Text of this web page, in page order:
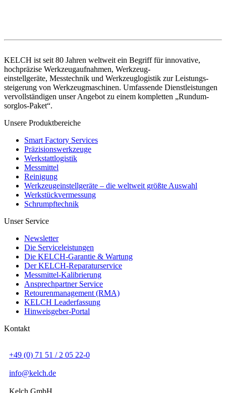
KELCH ist seit 80 Jahren weltweit ein Begriff für innovative,
hochpräzise Werkzeugaufnahmen, Werkzeug-
einstellgeräte, Messtechnik und Werkzeuglogistik zur Leistungs-
steigerung von Werkzeugmaschinen. Umfassende Dienstleistungen
vervollständigen unser Angebot zu einem kompletten „Rundum-
sorglos-Paket“.
Unsere Produktbereiche
Smart Factory Services
Präzisionswerkzeuge
Werkstattlogistik
Messmittel
Reinigung
Werkzeugeinstellgeräte – die weltweit größte Auswahl
Werkstückvermessung
Schrumpftechnik
Unser Service
Newsletter
Die Serviceleistungen
Die KELCH-Garantie & Wartung
Der KELCH-Reparaturservice
Messmittel-Kalibrierung
Ansprechpartner Service
Retourenmanagement (RMA)
KELCH Leaderfassung
Hinweisgeber-Portal
Kontakt
+49 (0) 71 51 / 2 05 22-0
info@kelch.de
Kelch GmbH